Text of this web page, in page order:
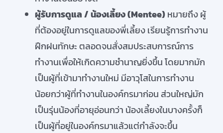
ผู้รับการดูแล / น้องเลี้ยง (Mentee)หมายถึง ผู้
ที่ต้องอยู่ในการดูแลของพี่เลี้ยง เรียนรู้การทำงาน
ฝึกฝนทักษะ ตลอดจนสั่งสมประสบการณ์การ
ทำงานเพื่อให้เกิดความชำนาญยิ่งขึ้น โดยมากมัก
เป็นผู้ที่เข้ามาทำงานใหม่ มีอาวุโสในการทำงาน
น้อยกว่าผู้ที่ทำงานในองค์กรมาก่อน ส่วนใหญ่มัก
เป็นรุ่นน้องที่อายุอ่อนกว่า น้องเลี้ยงในบางครั้งก็
เป็นผู้ที่อยู่ในองค์กรมาแล้วแต่กำลังจะขึ้น